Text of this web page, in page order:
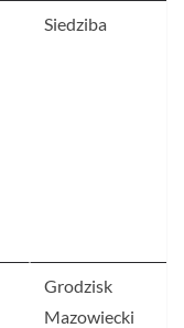
Siedziba
Grodzisk
Mazowiecki